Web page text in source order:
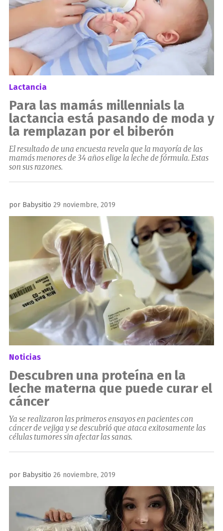
Lactancia
Para las mamás millennials la
lactancia está pasando de moda y
la remplazan por el biberón
El resultado de una encuesta revela que la mayoría de las
mamás menores de 34 años elige la leche de fórmula. Estas
son sus razones.
por Babysitio Publicado
el
29 noviembre, 2019
Noticias
Descubren una proteína en la
leche materna que puede curar el
cáncer
Ya se realizaron las primeros ensayos en pacientes con
cáncer de vejiga y se descubrió que ataca exitosamente las
células tumores sin afectar las sanas.
por Babysitio Publicado
el
26 noviembre, 2019